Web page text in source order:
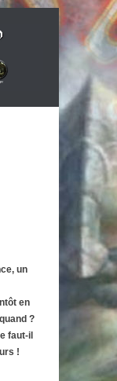
des
tout dans un style
âme de redresseur de
électrique, ce blog est fait
un
en
?
faut-il
!